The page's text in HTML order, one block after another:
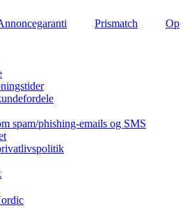
Prismatch
Op
spam/phishing-emails og SMS